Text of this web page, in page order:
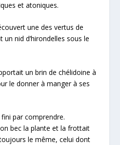
et atoniques.
une des vertus de
nid d’hirondelles sous le
un brin de chélidoine à
le donner à manger à ses
par comprendre.
bec la plante et la frottait
le même, celui dont